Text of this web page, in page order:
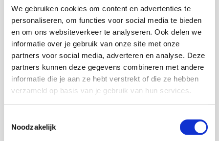
We gebruiken cookies om content en advertenties te
personaliseren, om functies voor social media te bieden
en om ons websiteverkeer te analyseren. Ook delen we
informatie over je gebruik van onze site met onze
partners voor social media, adverteren en analyse. Deze
partners kunnen deze gegevens combineren met andere
informatie die je aan ze hebt verstrekt of die ze hebben
verzameld op basis van je gebruik van hun services.
Noodzakelijk
overslaan, daarna begint alle komedie.
Gelukkig staan alle beweringen op beeld, want je zou het
anders haast niet geloven. We kunnen niet wachten wat er
de komende tijd nog meer loskomt!
https://twitter.com/VI_nl/status/1267864091626016768